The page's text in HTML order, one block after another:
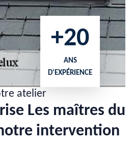
+20
ANS
D'EXPÉRIENCE
atelier
Les maîtres du
intervention